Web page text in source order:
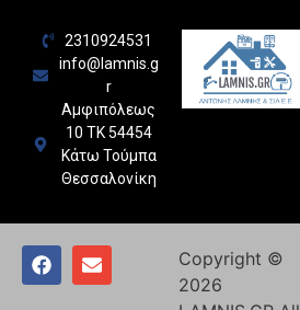
2310924531
info@lamnis.g
r
Αμφιπόλεως
10 ΤΚ 54454
Κάτω Τούμπα
Θεσσαλονίκη
Copyright ©
2026